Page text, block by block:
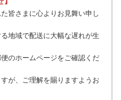
皆さまに心よりお見舞い申し
地域で配送に大幅な遅れが生
のホームページをご確認くだ
が、ご理解を賜りますようお